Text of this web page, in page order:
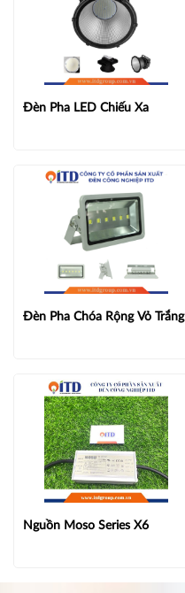
Đèn Pha LED Chiếu Xa
Đèn Pha Chóa Rộng Vỏ Trắng
Nguồn Moso Series X6